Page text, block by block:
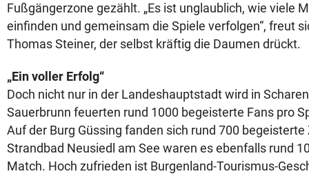
Fußgängerzone gezählt. „Es ist unglaublich, wie viele
einfinden und gemeinsam die Spiele verfolgen“, freut
Thomas Steiner, der selbst kräftig die Daumen drückt.
„Ein voller Erfolg“
Doch nicht nur in der Landeshauptstadt wird in
Sauerbrunn feuerten rund 1000 begeisterte Fans pro
Auf der Burg Güssing fanden sich rund 700 begeisterte
Strandbad Neusiedl am See waren es ebenfalls rund
Match. Hoch zufrieden ist Burgenland-Tourismus-